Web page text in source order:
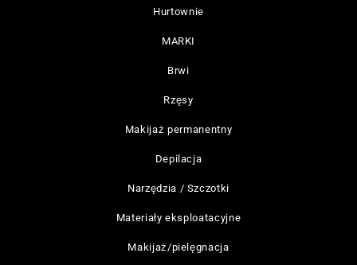
Hurtownie
MARKI
Brwi
Rzęsy
Makijaż permanentny
Depilacja
Narzędzia / Szczotki
Materiały eksploatacyjne
Makijaż/pielęgnacja